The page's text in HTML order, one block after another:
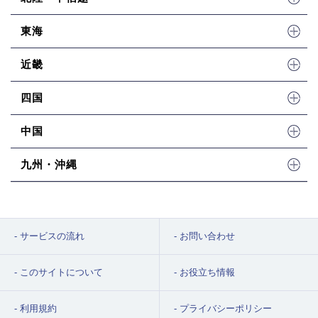
東海
近畿
四国
中国
九州・沖縄
サービスの流れ お問い合わせ
このサイトについて お役立ち情報
利用規約 プライバシーポリシー